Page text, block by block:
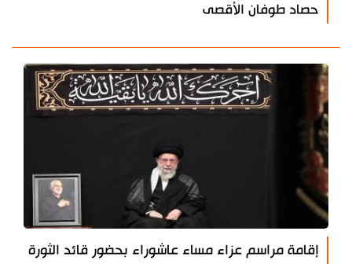
حصاد طوفان الأقصى
إقامة مراسم عزاء مساء عاشوراء بحضور قائد الثورة